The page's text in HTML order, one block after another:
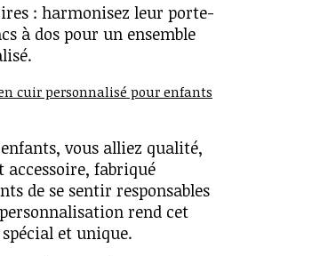
: harmonisez leur porte-
à dos pour un ensemble
cuir personnalisé pour enfants
vous alliez qualité,
fabriqué
de se sentir responsables
rend cet
et unique.